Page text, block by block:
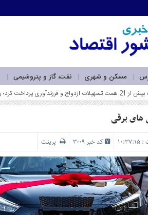
مسکن و شهری نفت، گاز و پتروشیمی
خورشیدی به_
های برقی
کد خبر 3009 پرینت